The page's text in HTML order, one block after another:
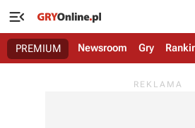

PREMIUM Newsroom Gry